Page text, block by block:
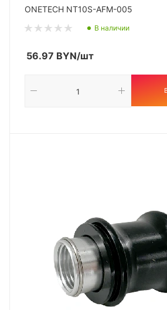
ONETECH NT10S-AFM-005
В наличии
56.97 BYN/шт